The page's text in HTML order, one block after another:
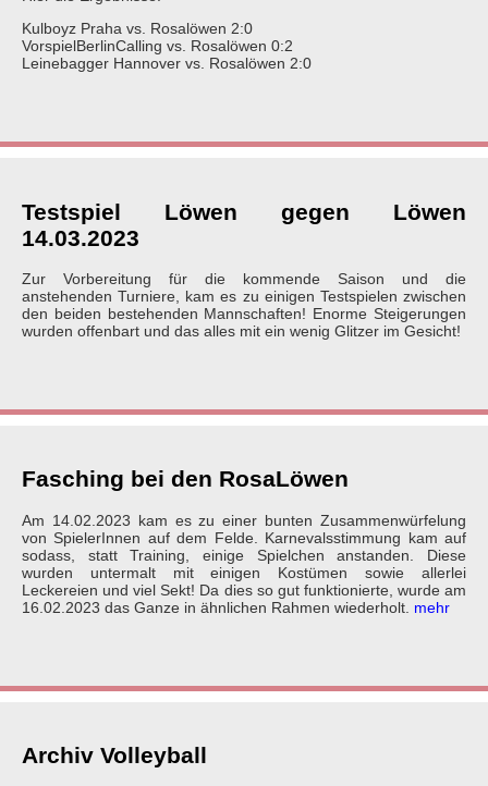
Kulboyz Praha vs. Rosalöwen 2:0
VorspielBerlinCalling vs. Rosalöwen 0:2
Leinebagger Hannover vs. Rosalöwen 2:0
Testspiel Löwen gegen Löwen
14.03.2023
Zur Vorbereitung für die kommende Saison und die
anstehenden Turniere, kam es zu einigen Testspielen zwischen
den beiden bestehenden Mannschaften! Enorme Steigerungen
wurden offenbart und das alles mit ein wenig Glitzer im Gesicht!
Fasching bei den RosaLöwen
Am 14.02.2023 kam es zu einer bunten Zusammenwürfelung
von SpielerInnen auf dem Felde. Karnevalsstimmung kam auf
sodass, statt Training, einige Spielchen anstanden. Diese
wurden untermalt mit einigen Kostümen sowie allerlei
Leckereien und viel Sekt! Da dies so gut funktionierte, wurde am
16.02.2023 das Ganze in ähnlichen Rahmen wiederholt. mehr
Archiv Volleyball